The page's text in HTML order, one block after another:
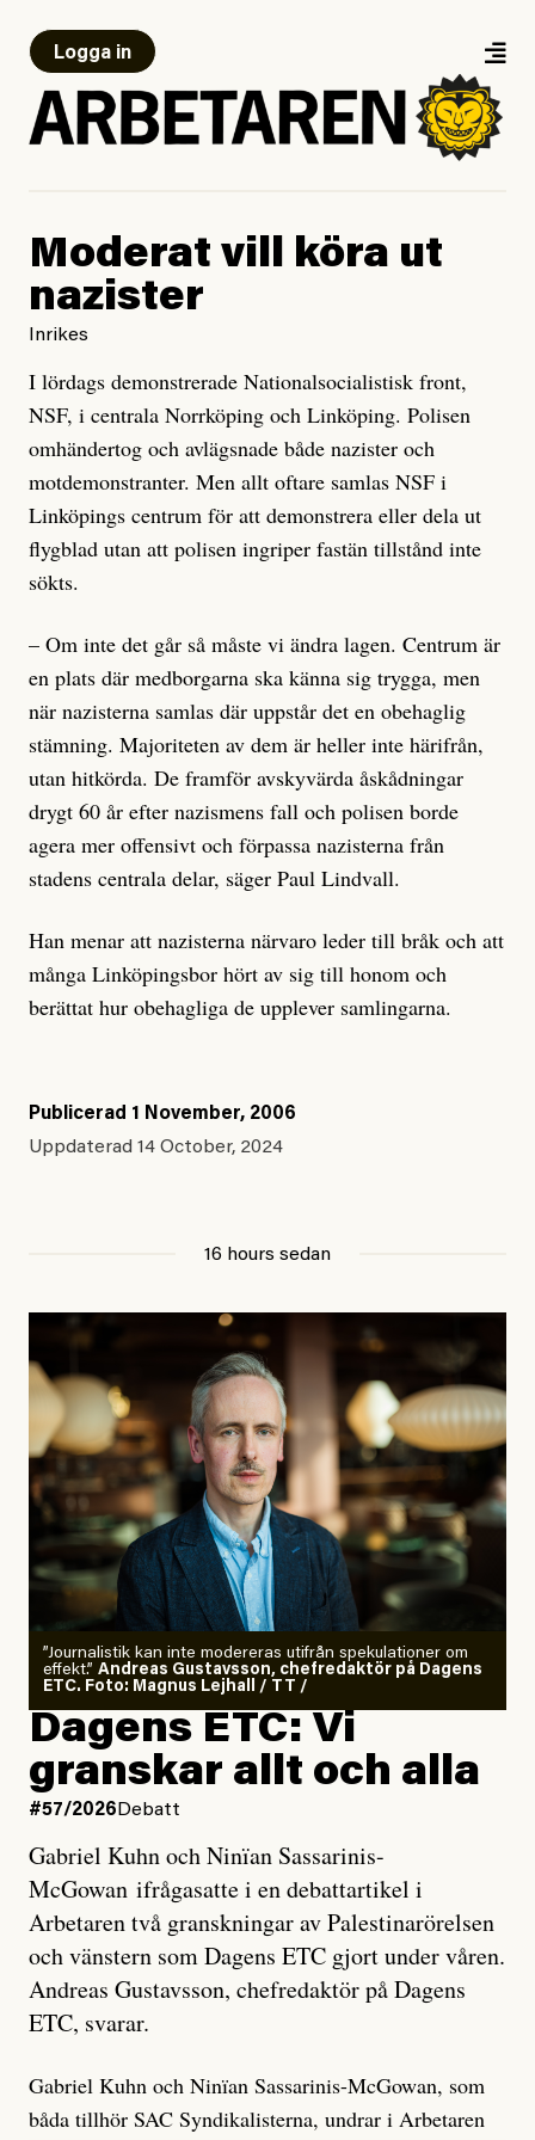
Logga in
Moderat vill köra ut
nazister
Inrikes
I lördags demonstrerade Nationalsocialistisk front,
NSF, i centrala Norrköping och Linköping. Polisen
omhändertog och avlägsnade både nazister och
motdemonstranter. Men allt oftare samlas NSF i
Linköpings centrum för att demonstrera eller dela ut
flygblad utan att polisen ingriper fastän tillstånd inte
sökts.
– Om inte det går så måste vi ändra lagen. Centrum är
en plats där medborgarna ska känna sig trygga, men
när nazisterna samlas där uppstår det en obehaglig
stämning. Majoriteten av dem är heller inte härifrån,
utan hitkörda. De framför avskyvärda åskådningar
drygt 60 år efter nazismens fall och polisen borde
agera mer offensivt och förpassa nazisterna från
stadens centrala delar, säger Paul Lindvall.
Han menar att nazisterna närvaro leder till bråk och att
många Linköpingsbor hört av sig till honom och
berättat hur obehagliga de upplever samlingarna.
Publicerad 1 November, 2006
Uppdaterad 14 October, 2024
16 hours sedan
”Journalistik kan inte modereras utifrån spekulationer om
effekt.” Andreas Gustavsson, chefredaktör på Dagens
ETC. Foto: Magnus Lejhall / TT /
Dagens ETC: Vi
granskar allt och alla
#57/2026 Debatt
Gabriel Kuhn och Ninïan Sassarinis-
McGowan ifrågasatte i en debattartikel i
Arbetaren två granskningar av Palestinarörelsen
och vänstern som Dagens ETC gjort under våren.
Andreas Gustavsson, chefredaktör på Dagens
ETC, svarar.
Gabriel Kuhn och Ninïan Sassarinis-McGowan, som
båda tillhör SAC Syndikalisterna, undrar i Arbetaren